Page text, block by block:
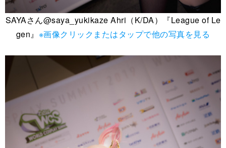
SAYAさん@saya_yukikaze Ahri（K/DA）『League of Le
gen』 ※画像クリックまたはタップで他の写真を見る